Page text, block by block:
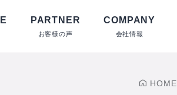
PARTNER
お客様の声
COMPANY
会社情報
HOME